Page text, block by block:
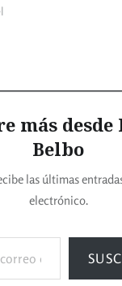
más desde
Belbo
las últimas
electrónico.